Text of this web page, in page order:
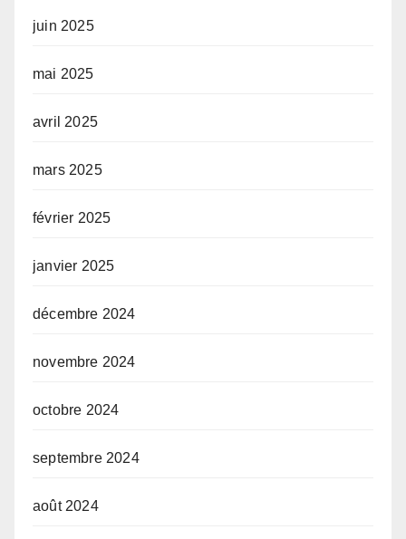
juin 2025
mai 2025
avril 2025
mars 2025
février 2025
janvier 2025
décembre 2024
novembre 2024
octobre 2024
septembre 2024
août 2024